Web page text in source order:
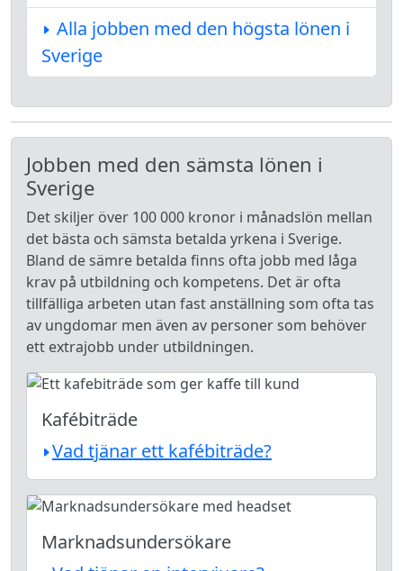
Alla jobben med den högsta lönen i
Sverige
Jobben med den sämsta lönen i
Sverige
Det skiljer över 100 000 kronor i månadslön mellan
det bästa och sämsta betalda yrkena i Sverige.
Bland de sämre betalda finns ofta jobb med låga
krav på utbildning och kompetens. Det är ofta
tillfälliga arbeten utan fast anställning som ofta tas
av ungdomar men även av personer som behöver
ett extrajobb under utbildningen.
Kafébiträde
Vad tjänar ett kafébiträde?
Marknadsundersökare